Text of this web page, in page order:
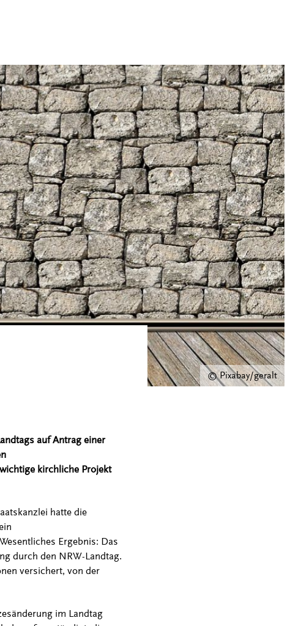
© Pixabay/geralt
auf Antrag einer
kirchliche Projekt
hatte die
Ergebnis: Das
durch den NRW-Landtag.
versichert, von der
im Landtag